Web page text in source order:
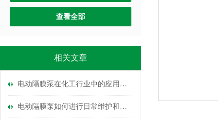
查看全部
相关文章
电动隔膜泵在化工行业中的应用与优势
电动隔膜泵如何进行日常维护和保养？